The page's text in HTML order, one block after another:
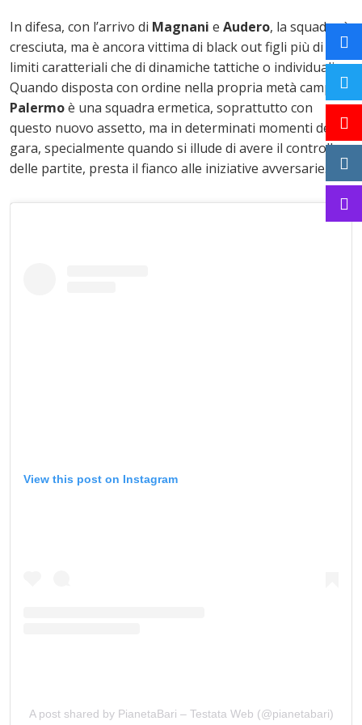
In difesa, con l’arrivo di Magnani e Audero, la squadra è
cresciuta, ma è ancora vittima di black out figli più di
limiti caratteriali che di dinamiche tattiche o individuali.
Quando disposta con ordine nella propria metà campo il
Palermoè una squadra ermetica, soprattutto con
questo nuovo assetto, ma in determinati momenti della
gara, specialmente quando si illude di avere il controllo
delle partite, presta il fianco alle iniziative avversarie.
View this post on Instagram
A post shared by PianetaBari – Testata Web (@pianetabari)